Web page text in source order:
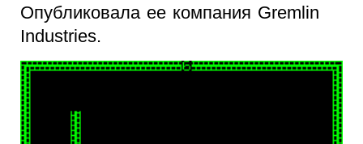
Опубликовала ее компания Gremlin
Industries.